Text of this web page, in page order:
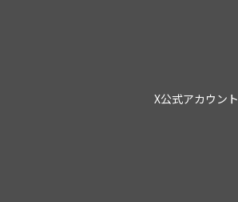
X公式アカウント